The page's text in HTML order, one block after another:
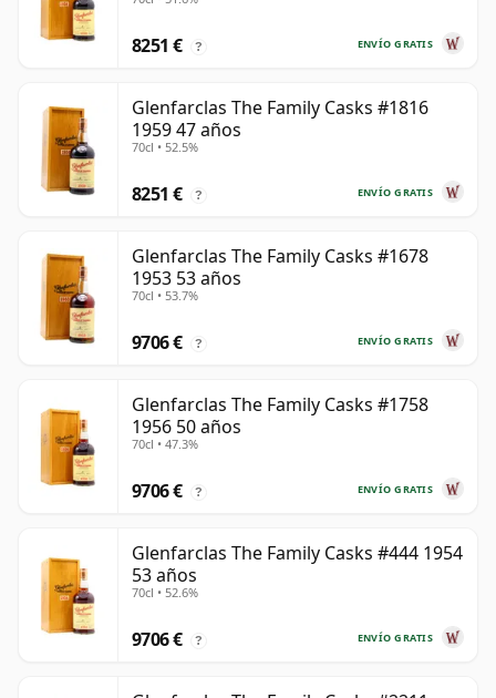
ENVÍO GRATIS
8251 € ?
Glenfarclas The Family Casks #1816
1959 47 años
70cl • 52.5%
ENVÍO GRATIS
8251 € ?
Glenfarclas The Family Casks #1678
1953 53 años
70cl • 53.7%
ENVÍO GRATIS
9706 € ?
Glenfarclas The Family Casks #1758
1956 50 años
70cl • 47.3%
ENVÍO GRATIS
9706 € ?
Glenfarclas The Family Casks #444 1954
53 años
70cl • 52.6%
ENVÍO GRATIS
9706 € ?